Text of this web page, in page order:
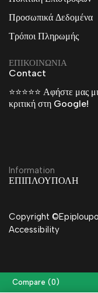
Προσωπικά Δεδομένα
Τρόποι Πληρωμής
ΕΠΙΚΟΙΝΩΝΙΑ
Contact
⭐⭐⭐⭐⭐ Αφήστε μας
κριτική στη Google!
Information
ΕΠΙΠΛΟΥΠΟΛΗ
Copyright
Accessibility
Compare (0)